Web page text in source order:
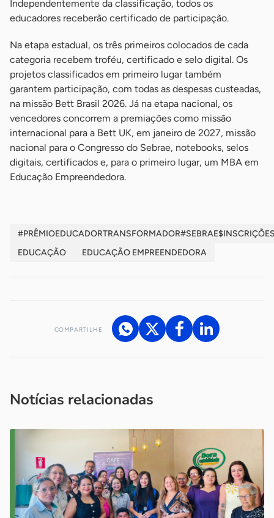
Independentemente da classificação, todos os
educadores receberão certificado de participação.
Na etapa estadual, os três primeiros colocados de cada
categoria recebem troféu, certificado e selo digital. Os
projetos classificados em primeiro lugar também
garantem participação, com todas as despesas custeadas,
na missão Bett Brasil 2026. Já na etapa nacional, os
vencedores concorrem a premiações como missão
internacional para a Bett UK, em janeiro de 2027, missão
nacional para o Congresso do Sebrae, notebooks, selos
digitais, certificados e, para o primeiro lugar, um MBA em
Educação Empreendedora.
EDUCAÇÃO
EDUCAÇÃO EMPREENDEDORA
COMPARTILHE
Notícias relacionadas